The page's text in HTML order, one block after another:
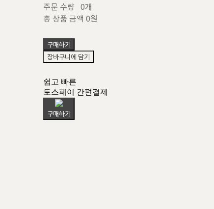
주문 수량 0개
총 상품 금액 0원
구매하기
장바구니에 담기
쉽고 빠른
토스페이 간편결제
구매하기